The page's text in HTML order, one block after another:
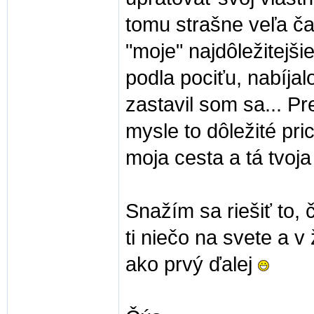
tomu strašne veľa
"moje"
podla pociťu,
zastavil som sa...
mysle to dôležité
moja cesta a tá
Snažím sa riešiť to,
ti niečo na svete a v
ako prvý ďalej